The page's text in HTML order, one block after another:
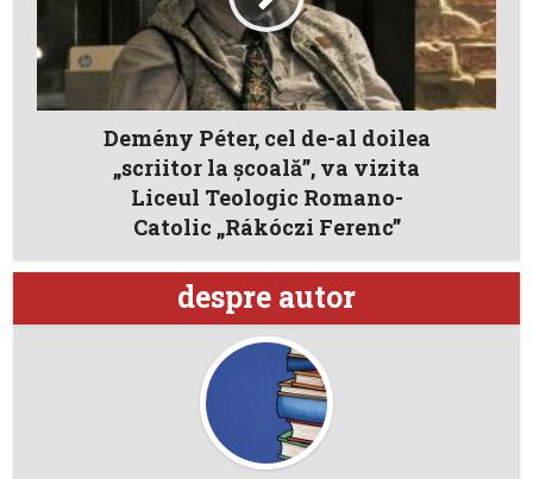
Demény Péter, cel de-al doilea
„scriitor la școală”, va vizita
Liceul Teologic Romano-
Catolic „Rákóczi Ferenc”
despre autor